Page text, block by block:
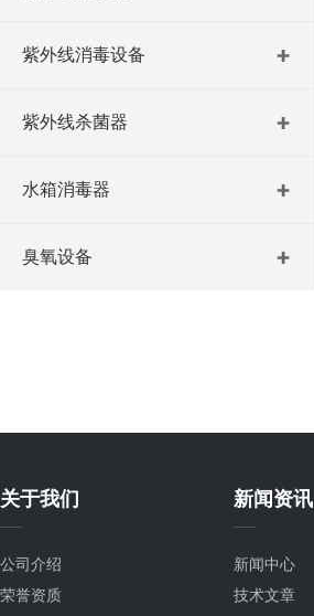
紫外线消毒设备
紫外线杀菌器
水箱消毒器
臭氧设备
关于我们
公司介绍
荣誉资质
新闻资讯
新闻中心
技术文章